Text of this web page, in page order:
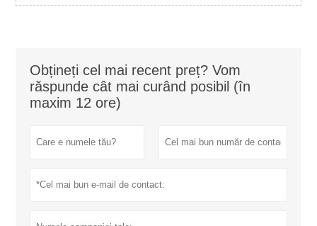
Obțineți cel mai recent preț? Vom
răspunde cât mai curând posibil (în
maxim 12 ore)